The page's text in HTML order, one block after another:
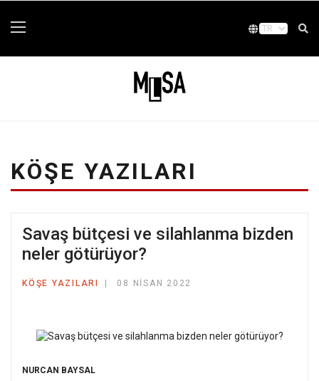
KÖŞE YAZILARI
Savaş bütçesi ve silahlanma bizden
neler götürüyor?
KÖŞE YAZILARI 08 NISAN 2022
NURCAN BAYSAL